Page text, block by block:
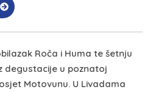
Roča i Huma te šetnju
degustacije u poznatoj
Motovunu. U Livadama